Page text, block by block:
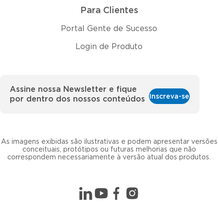
Para Clientes
Portal Gente de Sucesso
Login de Produto
As imagens exibidas são ilustrativas e podem apresentar versões
conceituais, protótipos ou futuras melhorias que não
correspondem necessariamente à versão atual dos produtos.
Assine nossa Newsletter e fique
por dentro dos nossos conteúdos
Inscreva-se